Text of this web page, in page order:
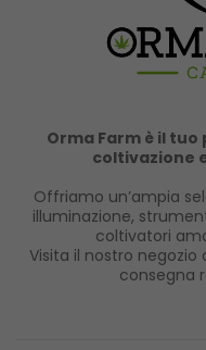
Orma Farm è il
coltivazione
Offriamo un’ampia
illuminazione,
coltivatori
Visita il nostro
consegna